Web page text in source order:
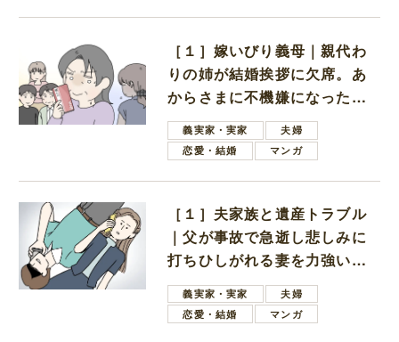
［１］嫁いびり義母｜親代わ
りの姉が結婚挨拶に欠席。あ
からさまに不機嫌になった義
母義実家・実家
夫婦
恋愛・結婚
マンガ
［１］夫家族と遺産トラブル
｜父が事故で急逝し悲しみに
打ちひしがれる妻を力強い言
葉で励ます夫
義実家・実家
夫婦
恋愛・結婚
マンガ